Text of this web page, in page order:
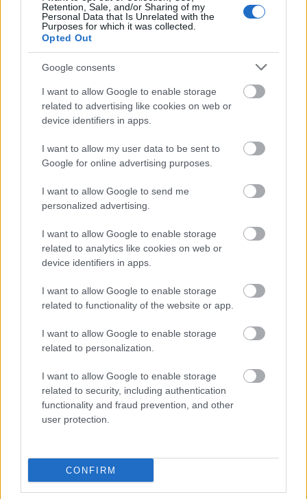
Retention, Sale, and/or Sharing of my
Personal Data that Is Unrelated with the
Purposes for which it was collected.
Opted Out
Google consents
I want to allow Google to enable storage
related to advertising like cookies on web or
device identifiers in apps.
I want to allow my user data to be sent to
Google for online advertising purposes.
I want to allow Google to send me
personalized advertising.
I want to allow Google to enable storage
related to analytics like cookies on web or
device identifiers in apps.
I want to allow Google to enable storage
related to functionality of the website or app.
I want to allow Google to enable storage
related to personalization.
I want to allow Google to enable storage
related to security, including authentication
functionality and fraud prevention, and other
user protection.
CONFIRM
Az ökológiai szemléletű ember eo
ipso jobboldali
A baloldaliság fő jellemzője, legyen az akár
nivellál. Nivellálni: szintre hozni. Ezt jelenti. Minden ...
Milyen veszélyek fenyegetik a "civil
zöld" szervezetek által
2015. szeptember 19.